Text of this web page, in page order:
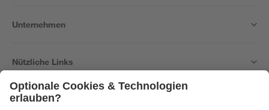
Unternehmen
Nützliche Links